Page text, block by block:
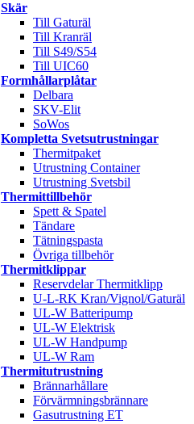
Skär
Till Gaturäl
Till Kranräl
Till S49/S54
Till UIC60
Formhållarplåtar
Delbara
SKV-Elit
SoWos
Kompletta Svetsutrustningar
Thermitpaket
Utrustning Container
Utrustning Svetsbil
Thermittillbehör
Spett & Spatel
Tändare
Tätningspasta
Övriga tillbehör
Thermitklippar
Reservdelar Thermitklipp
U-L-RK Kran/Vignol/Gaturäl
UL-W Batteripump
UL-W Elektrisk
UL-W Handpump
UL-W Ram
Thermitutrustning
Brännarhållare
Förvärmningsbrännare
Gasutrustning ET